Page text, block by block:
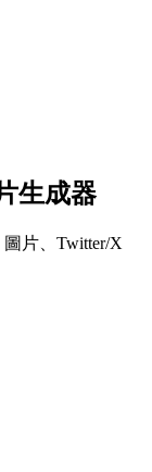
生成器
片、Twitter/X